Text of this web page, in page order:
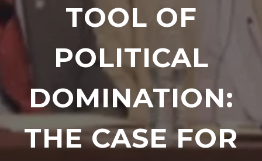
TOOL OF
POLITICAL
DOMINATION:
THE CASE FOR